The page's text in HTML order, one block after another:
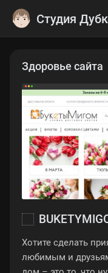
Студия
Здоровье сайта
Хотите сделать
любимым и